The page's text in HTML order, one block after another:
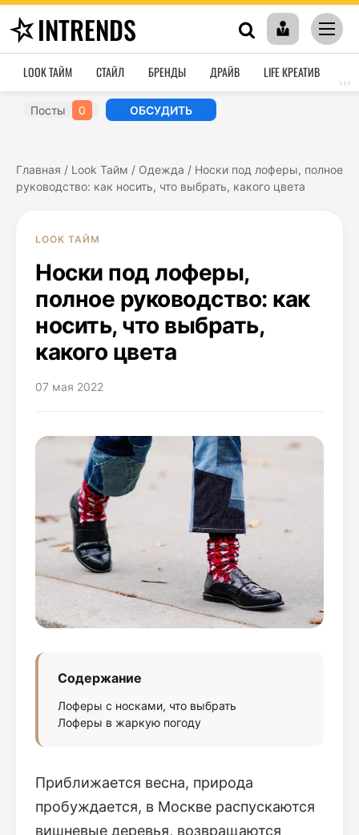
INTRENDS
LOOK ТАЙМ СТАЙЛ БРЕНДЫ ДРАЙВ LIFE КРЕАТИВ
›››
Посты 0 ОБСУДИТЬ
Главная / Look Тайм / Одежда / Носки под лоферы, полное
руководство: как носить, что выбрать, какого цвета
LOOK ТАЙМ
Носки под лоферы,
полное руководство: как
носить, что выбрать,
какого цвета
07 мая 2022
Содержание
Лоферы с носками, что выбрать
Лоферы в жаркую погоду
Приближается весна, природа
пробуждается, в Москве распускаются
вишневые деревья, возвращаются